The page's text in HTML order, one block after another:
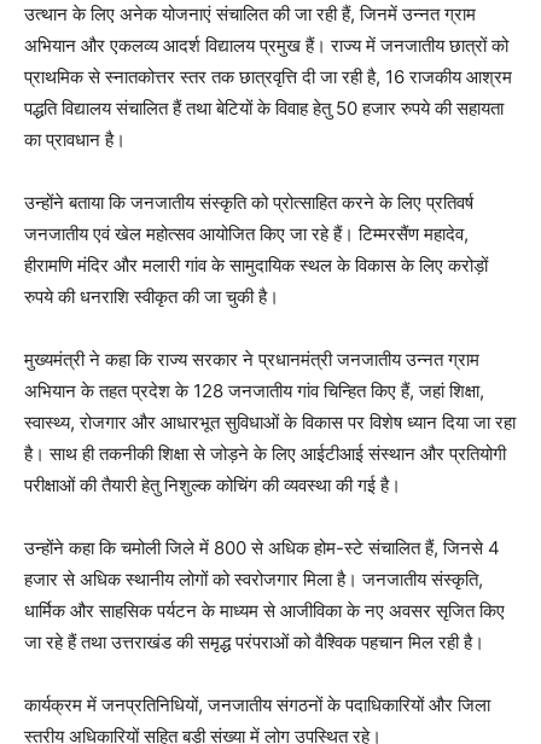
उत्थान के लिए अनेक योजनाएं संचालित की जा रही हैं, जिनमें उन्नत ग्राम
अभियान और एकलव्य आदर्श विद्यालय प्रमुख हैं। राज्य में जनजातीय छात्रों को
प्राथमिक से स्नातकोत्तर स्तर तक छात्रवृत्ति दी जा रही है, 16 राजकीय आश्रम
पद्धति विद्यालय संचालित हैं तथा बेटियों के विवाह हेतु 50 हजार रुपये की सहायता
का प्रावधान है।
उन्होंने बताया कि जनजातीय संस्कृति को प्रोत्साहित करने के लिए प्रतिवर्ष
जनजातीय एवं खेल महोत्सव आयोजित किए जा रहे हैं। टिम्मरसैंण महादेव,
हीरामणि मंदिर और मलारी गांव के सामुदायिक स्थल के विकास के लिए करोड़ों
रुपये की धनराशि स्वीकृत की जा चुकी है।
मुख्यमंत्री ने कहा कि राज्य सरकार ने प्रधानमंत्री जनजातीय उन्नत ग्राम
अभियान के तहत प्रदेश के 128 जनजातीय गांव चिन्हित किए हैं, जहां शिक्षा,
स्वास्थ्य, रोजगार और आधारभूत सुविधाओं के विकास पर विशेष ध्यान दिया जा रहा
है। साथ ही तकनीकी शिक्षा से जोड़ने के लिए आईटीआई संस्थान और प्रतियोगी
परीक्षाओं की तैयारी हेतु निशुल्क कोचिंग की व्यवस्था की गई है।
उन्होंने कहा कि चमोली जिले में 800 से अधिक होम-स्टे संचालित हैं, जिनसे 4
हजार से अधिक स्थानीय लोगों को स्वरोजगार मिला है। जनजातीय संस्कृति,
धार्मिक और साहसिक पर्यटन के माध्यम से आजीविका के नए अवसर सृजित किए
जा रहे हैं तथा उत्तराखंड की समृद्ध परंपराओं को वैश्विक पहचान मिल रही है।
कार्यक्रम में जनप्रतिनिधियों, जनजातीय संगठनों के पदाधिकारियों और जिला
स्तरीय अधिकारियों सहित बड़ी संख्या में लोग उपस्थित रहे।